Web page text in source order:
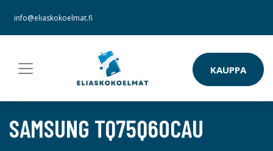
info@eliaskokoelmat.fi
KAUPPA
SAMSUNG TQ75Q60CAU